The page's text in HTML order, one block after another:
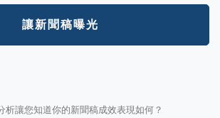
讓新聞稿曝光
讓您知道你的新聞稿成效表現如何？